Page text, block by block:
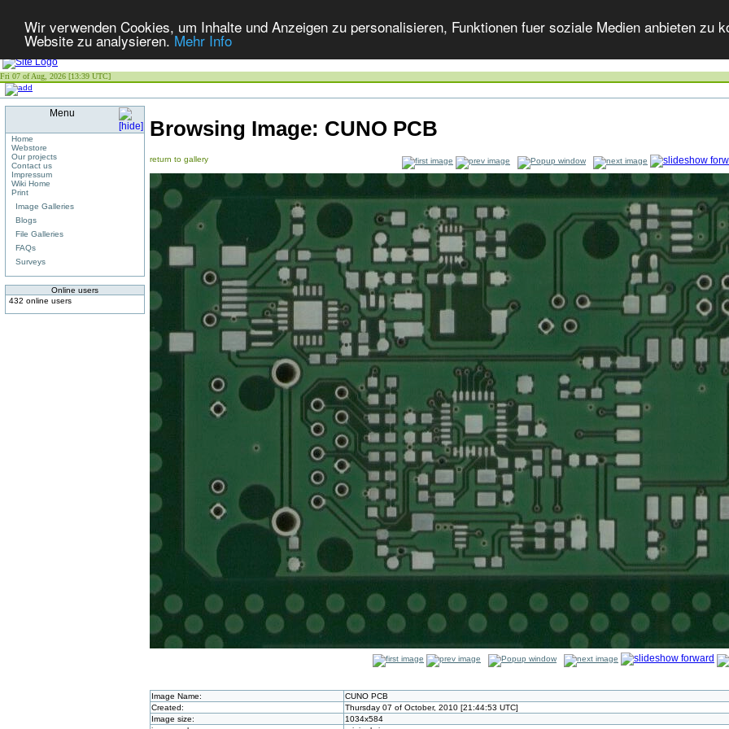
Wir verwenden Cookies, um Inhalte und Anzeigen zu personalisieren, Funktionen fuer soziale Medien anbieten zu
Website zu analysieren.Mehr Info
Fri 07 of Aug, 2026 [13:39 UTC]
Menu
Home
Webstore
Our projects
Contact us
Impressum
Wiki Home
Print
Image Galleries
Blogs
File Galleries
FAQs
Surveys
Online users
432 online users
Browsing Image: CUNO PCB
return to gallery
Image Name:
CUNO PCB
Created:
Thursday 07 of October, 2010 [21:44:53 UTC]
Image size:
1034x584